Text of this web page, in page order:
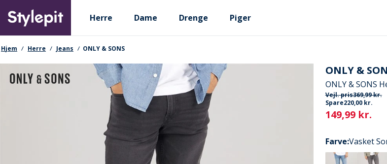
main
content
Primary departments
Herre Dame Drenge Piger
navigationssti
Hjem Herre Jeans ONLY & SONS
ONLY &
ONLY & SONS
Vejl. pris369,99 kr.
Spare220,00 kr.
Current
149,99 kr.
Farve:Vasket